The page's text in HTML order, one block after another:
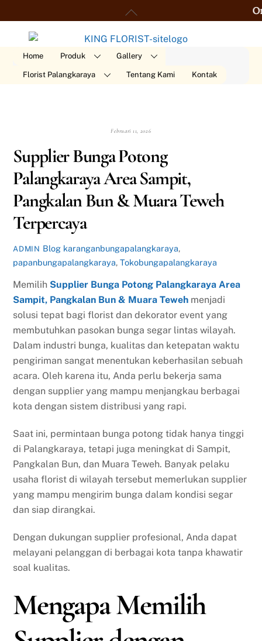
to
content
Order
Home Produk Gallery
Florist Palangkaraya Tentang Kami Kontak
Februari 11, 2026
Supplier Bunga Potong
Palangkaraya Area Sampit,
Pangkalan Bun & Muara Teweh
Terpercaya
ADMIN Blog karanganbungapalangkaraya,
papanbungapalangkaraya,Tokobungapalangkaraya
Memilih Supplier Bunga Potong Palangkaraya Area
Sampit, Pangkalan Bun & Muara Teweh menjadi
solusi tepat bagi florist dan dekorator event yang
membutuhkan pasokan bunga segar lintas wilayah.
Dalam industri bunga, kualitas dan ketepatan waktu
pengiriman sangat menentukan keberhasilan sebuah
acara. Oleh karena itu, Anda perlu bekerja sama
dengan supplier yang mampu menjangkau berbagai
kota dengan sistem distribusi yang rapi.
Saat ini, permintaan bunga potong tidak hanya tinggi
di Palangkaraya, tetapi juga meningkat di Sampit,
Pangkalan Bun, dan Muara Teweh. Banyak pelaku
usaha florist di wilayah tersebut memerlukan supplier
yang mampu mengirim bunga dalam kondisi segar
dan siap dirangkai.
Dengan dukungan supplier profesional, Anda dapat
melayani pelanggan di berbagai kota tanpa khawatir
soal kualitas.
Mengapa Memilih
Back
To
Top